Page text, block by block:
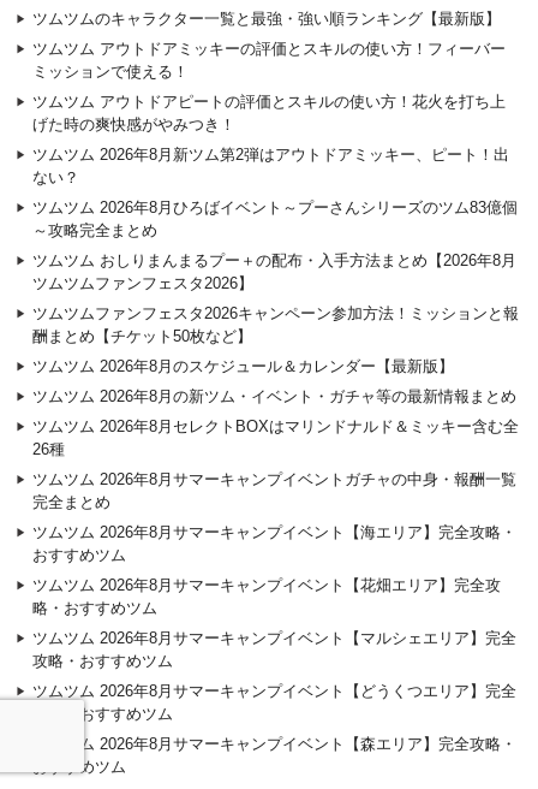
ツムツムのキャラクター一覧と最強・強い順ランキング【最新版】
ツムツム アウトドアミッキーの評価とスキルの使い方！フィーバー
ミッションで使える！
ツムツム アウトドアピートの評価とスキルの使い方！花火を打ち上
げた時の爽快感がやみつき！
ツムツム 2026年8月新ツム第2弾はアウトドアミッキー、ピート！出
ない？
ツムツム 2026年8月ひろばイベント～プーさんシリーズのツム83億個
～攻略完全まとめ
ツムツム おしりまんまるプー＋の配布・入手方法まとめ【2026年8月
ツムツムファンフェスタ2026】
ツムツムファンフェスタ2026キャンペーン参加方法！ミッションと報
酬まとめ【チケット50枚など】
ツムツム 2026年8月のスケジュール＆カレンダー【最新版】
ツムツム 2026年8月の新ツム・イベント・ガチャ等の最新情報まとめ
ツムツム 2026年8月セレクトBOXはマリンドナルド＆ミッキー含む全
26種
ツムツム 2026年8月サマーキャンプイベントガチャの中身・報酬一覧
完全まとめ
ツムツム 2026年8月サマーキャンプイベント【海エリア】完全攻略・
おすすめツム
ツムツム 2026年8月サマーキャンプイベント【花畑エリア】完全攻
略・おすすめツム
ツムツム 2026年8月サマーキャンプイベント【マルシェエリア】完全
攻略・おすすめツム
ツムツム 2026年8月サマーキャンプイベント【どうくつエリア】完全
攻略・おすすめツム
ツムツム 2026年8月サマーキャンプイベント【森エリア】完全攻略・
おすすめツム